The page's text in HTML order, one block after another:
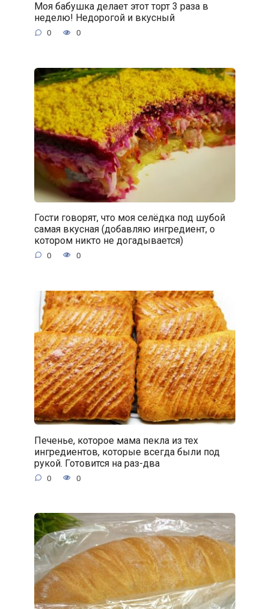
Моя бабушка делает этот торт 3 раза в
неделю! Недорогой и вкусный
0 0
Гости говорят, что моя селёдка под шубой
самая вкусная (добавляю ингредиент, о
котором никто не догадывается)
0 0
Печенье, которое мама пекла из тех
ингредиентов, которые всегда были под
рукой. Готовится на раз-два
0 0